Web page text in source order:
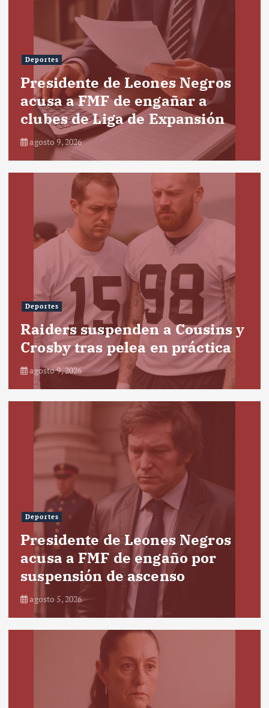
Deportes
Presidente de Leones Negros
acusa a FMF de engañar a
clubes de Liga de Expansión
agosto 9, 2026
Deportes
Raiders suspenden a Cousins y
Crosby tras pelea en práctica
agosto 9, 2026
Deportes
Presidente de Leones Negros
acusa a FMF de engaño por
suspensión de ascenso
agosto 5, 2026